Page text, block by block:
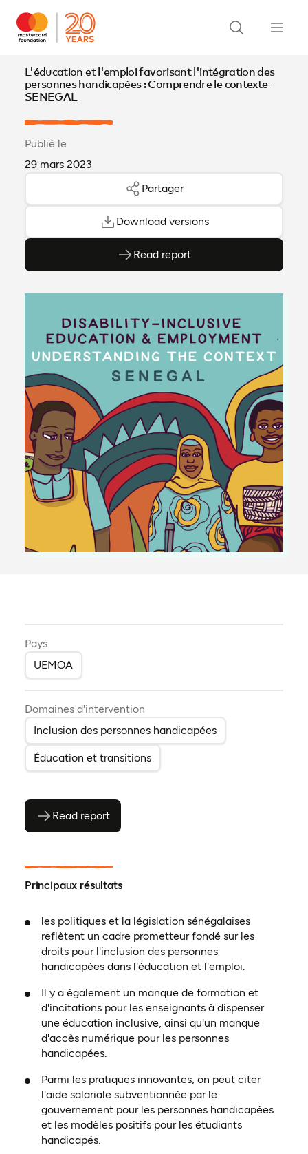
L'éducation et l'emploi favorisant l'intégration des
personnes handicapées : Comprendre le contexte -
SENEGAL
Publié le
29 mars 2023
Partager
Download versions
Read report
(ouvre en PDF)
(ouvre dans un nouvel onglet)
Pays
UEMOA
Domaines d'intervention
Inclusion des personnes handicapées
Éducation et transitions
Read report(ouvre en PDF)
(ouvre dans un nouvel onglet)
Principaux résultats
les politiques et la législation sénégalaises
reflètent un cadre prometteur fondé sur les
droits pour l'inclusion des personnes
handicapées dans l'éducation et l'emploi.
Il y a également un manque de formation et
d'incitations pour les enseignants à dispenser
une éducation inclusive, ainsi qu'un manque
d'accès numérique pour les personnes
handicapées.
Parmi les pratiques innovantes, on peut citer
l'aide salariale subventionnée par le
gouvernement pour les personnes handicapées
et les modèles positifs pour les étudiants
handicapés.